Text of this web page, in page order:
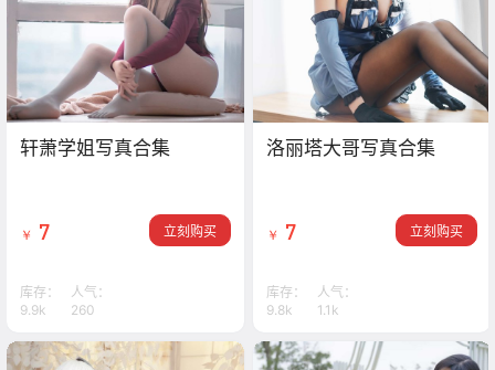
轩萧学姐写真合集
￥ 7 立刻购买
库存：
9.9k
人气：
260
洛丽塔大哥写真合集
￥ 7 立刻购买
库存：
9.8k
人气：
1.1k